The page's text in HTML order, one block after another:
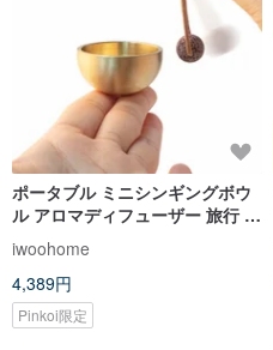
ポータブル ミニシンギングボウ
ル アロマディフューザー 旅行 真
鍮製サウンドボウル ヨガ 瞑想 癒
し プレゼント
iwoohome
4,389円
Pinkoi限定